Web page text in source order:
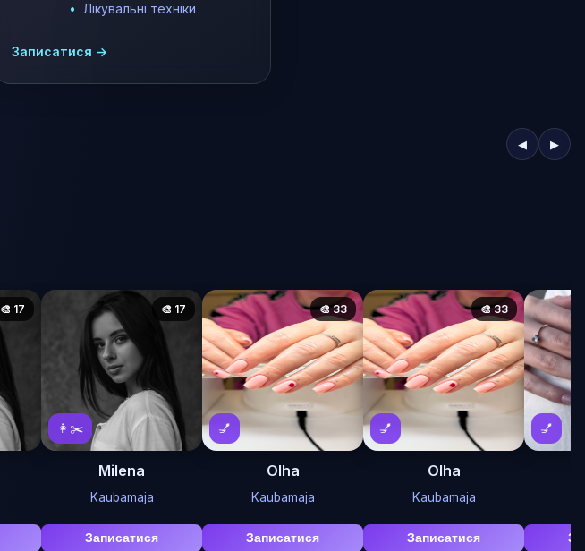
Лікувальні техніки
Записатися →
◀ ▶
🎨 17 🎨 17
👩✂️
Milena
Kaubamaja
Записатися
🎨 33
💅
Olha
Kaubamaja
Записатися
🎨 33
💅
Olha
Kaubamaja
Записатися
💅